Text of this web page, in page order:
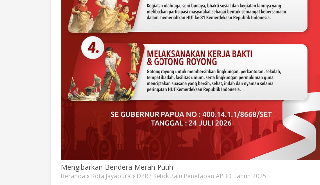
Mengibarkan Bendera Merah Putih
Beranda Kota Jayapura DPRP Ketok Palu Penetapan APBD Tahun 2025